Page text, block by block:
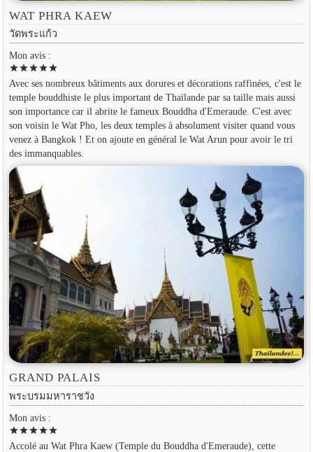
WAT PHRA KAEW
วัดพระแก้ว
Mon avis :
starstarstarstarstar
Avec ses nombreux bâtiments aux dorures et décorations raffinées, c'est le
temple bouddhiste le plus important de Thaïlande par sa taille mais aussi
son importance car il abrite le fameux Bouddha d'Emeraude. C'est avec
son voisin le Wat Pho, les deux temples à absolument visiter quand vous
venez à Bangkok ! Et on ajoute en général le Wat Arun pour avoir le tri
des immanquables.
GRAND PALAIS
พระบรมมหาราชวัง
Mon avis :
starstarstarstarstar
Accolé au Wat Phra Kaew (Temple du Bouddha d'Emeraude), cette